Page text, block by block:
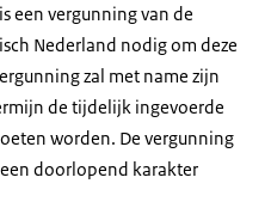
een vergunning van de
Nederland nodig om deze
zal met name zijn
de tijdelijk ingevoerde
worden. De vergunning
doorlopend karakter